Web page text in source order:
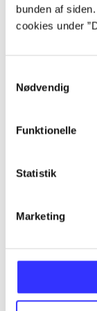
bunden af
cookies under
Nødvendig
Funktionelle
Statistik
Marketing
Alle